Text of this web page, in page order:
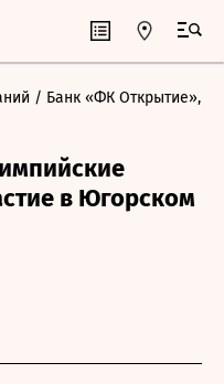
/ Банк «ФК Открытие»,
в Югорском